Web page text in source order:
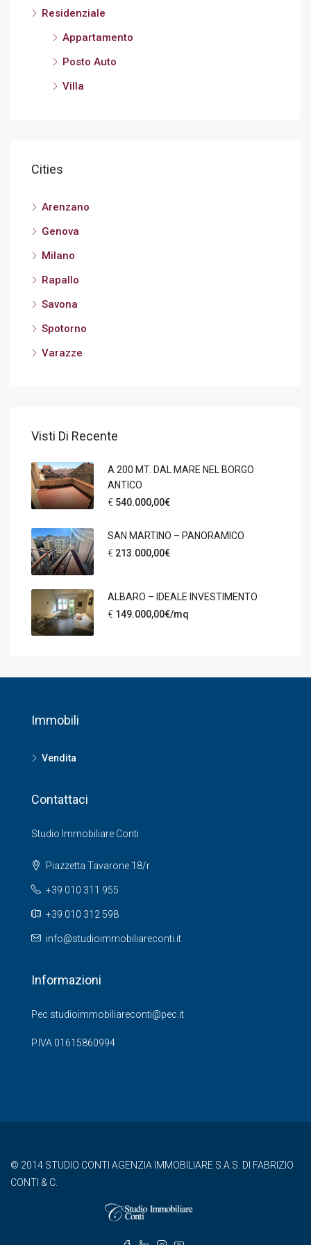
Residenziale
Appartamento
Posto Auto
Villa
Cities
Arenzano
Genova
Milano
Rapallo
Savona
Spotorno
Varazze
Visti Di Recente
A 200 MT. DAL MARE NEL BORGO
ANTICO
€ 540.000,00€
SAN MARTINO – PANORAMICO
€ 213.000,00€
ALBARO – IDEALE INVESTIMENTO
€ 149.000,00€/mq
Immobili
Vendita
Contattaci
Studio Immobiliare Conti
Piazzetta Tavarone 18/r
+39 010 311 955
+39 010 312 598
info@studioimmobiliareconti.it
Informazioni
Pec studioimmobiliareconti@pec.it
P.IVA 01615860994
© 2014 STUDIO CONTI AGENZIA IMMOBILIARE S.A.S. DI FABRIZIO
CONTI & C.